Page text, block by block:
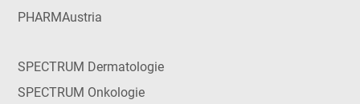
PHARMAustria
SPECTRUM Dermatologie
SPECTRUM Onkologie